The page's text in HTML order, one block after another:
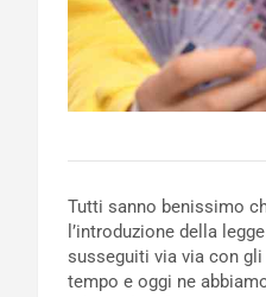
Tutti sanno benissimo
l’introduzione della
susseguiti via via con
tempo e oggi ne